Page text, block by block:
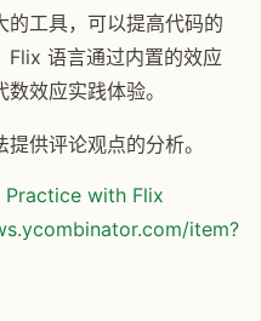
的工具，可以提高代码的
Flix 语言通过内置的效应
效应实践体验。
供评论观点的分析。
with Flix
item?